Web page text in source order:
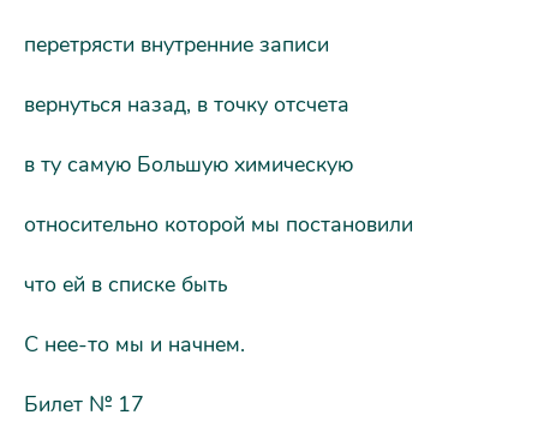
перетрясти внутренние записи
вернуться назад, в точку отсчета
в ту самую Большую химическую
относительно которой мы постановили
что ей в списке быть
С нее-то мы и начнем.
Билет № 17